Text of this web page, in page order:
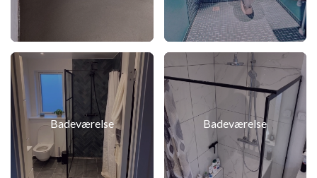
Badeværelse Badeværelse